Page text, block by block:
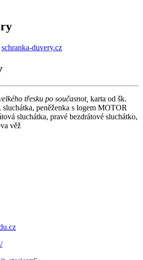
schranka-duvery.cz
třesku po současnot, karta od šk.
peněženka s logem MOTOR
sluchátka, pravé bezdrátové sluchátko,
věž